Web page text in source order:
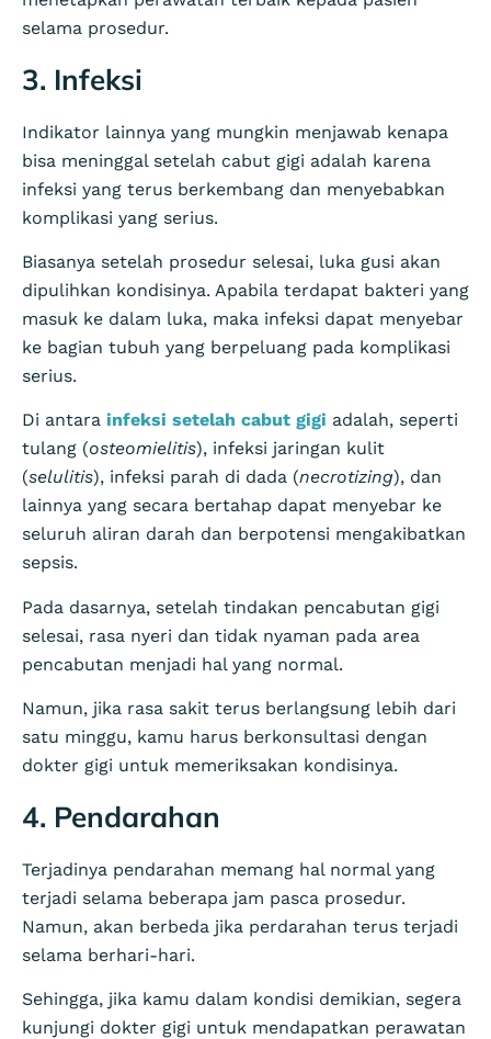
selama prosedur.
3. Infeksi
Indikator lainnya yang mungkin menjawab kenapa
bisa meninggal setelah cabut gigi adalah karena
infeksi yang terus berkembang dan menyebabkan
komplikasi yang serius.
Biasanya setelah prosedur selesai, luka gusi akan
dipulihkan kondisinya. Apabila terdapat bakteri yang
masuk ke dalam luka, maka infeksi dapat menyebar
ke bagian tubuh yang berpeluang pada komplikasi
serius.
Di antara infeksi setelah cabut gigi adalah, seperti
tulang (osteomielitis), infeksi jaringan kulit
(selulitis), infeksi parah di dada (necrotizing), dan
lainnya yang secara bertahap dapat menyebar ke
seluruh aliran darah dan berpotensi mengakibatkan
sepsis.
Pada dasarnya, setelah tindakan pencabutan gigi
selesai, rasa nyeri dan tidak nyaman pada area
pencabutan menjadi hal yang normal.
Namun, jika rasa sakit terus berlangsung lebih dari
satu minggu, kamu harus berkonsultasi dengan
dokter gigi untuk memeriksakan kondisinya.
4. Pendarahan
Terjadinya pendarahan memang hal normal yang
terjadi selama beberapa jam pasca prosedur.
Namun, akan berbeda jika perdarahan terus terjadi
selama berhari-hari.
Sehingga, jika kamu dalam kondisi demikian, segera
kunjungi dokter gigi untuk mendapatkan perawatan